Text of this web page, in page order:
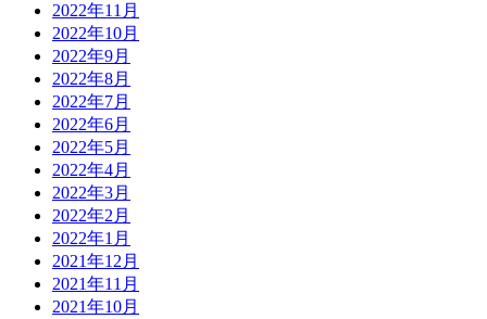
2022年11月
2022年10月
2022年9月
2022年8月
2022年7月
2022年6月
2022年5月
2022年4月
2022年3月
2022年2月
2022年1月
2021年12月
2021年11月
2021年10月